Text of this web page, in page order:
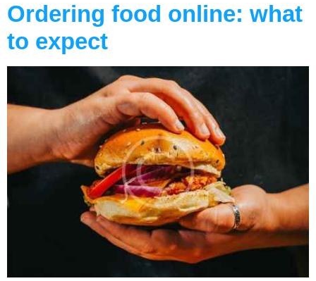
Ordering food online: what
to expect